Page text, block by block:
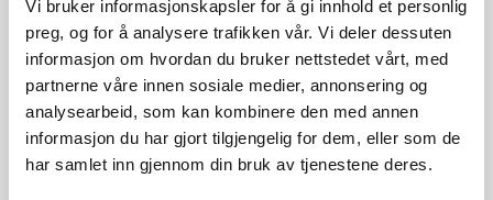
Vi bruker informasjonskapsler for å gi innhold et personlig
preg, og for å analysere trafikken vår. Vi deler dessuten
informasjon om hvordan du bruker nettstedet vårt, med
partnerne våre innen sosiale medier, annonsering og
analysearbeid, som kan kombinere den med annen
informasjon du har gjort tilgjengelig for dem, eller som de
har samlet inn gjennom din bruk av tjenestene deres.
på, er det Energidepartementet som er klageinstans.
Konsesjonsvilkårene til vannkraftreguleringer kan normalt
revideres 30 år etter konsesjonen er gitt. Dette følger av
vassdragsreguleringsloven § 8.